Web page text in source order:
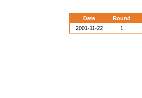
Date Round
2001-11-22
1